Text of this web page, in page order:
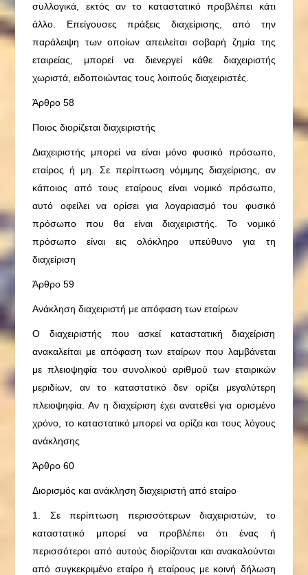
συλλογικά, εκτός αν το καταστατικό προβλέπει κάτι
άλλο. Επείγουσες πράξεις διαχείρισης, από την
παράλειψη των οποίων απειλείται σοβαρή ζημία της
εταιρείας, μπορεί να διενεργεί κάθε διαχειριστής
χωριστά, ειδοποιώντας τους λοιπούς διαχειριστές.
Άρθρο 58
Ποιος διορίζεται διαχειριστής
Διαχειριστής μπορεί να είναι μόνο φυσικό πρόσωπο,
εταίρος ή μη. Σε περίπτωση νόμιμης διαχείρισης, αν
κάποιος από τους εταίρους είναι νομικό πρόσωπο,
αυτό οφείλει να ορίσει για λογαριασμό του φυσικό
πρόσωπο που θα είναι διαχειριστής. Το νομικό
πρόσωπο είναι εις ολόκληρο υπεύθυνο για τη
διαχείριση
Άρθρο 59
Ανάκληση διαχειριστή με απόφαση των εταίρων
Ο διαχειριστής που ασκεί καταστατική διαχείριση
ανακαλείται με απόφαση των εταίρων που λαμβάνεται
με πλειοψηφία του συνολικού αριθμού των εταιρικών
μεριδίων, αν το καταστατικό δεν ορίζει μεγαλύτερη
πλειοψηφία. Αν η διαχείριση έχει ανατεθεί για ορισμένο
χρόνο, το καταστατικό μπορεί να ορίζει και τους λόγους
ανάκλησης
Άρθρο 60
Διορισμός και ανάκληση διαχειριστή από εταίρο
1. Σε περίπτωση περισσότερων διαχειριστών, το
καταστατικό μπορεί να προβλέπει ότι ένας ή
περισσότεροι από αυτούς διορίζονται και ανακαλούνται
από συγκεκριμένο εταίρο ή εταίρους με κοινή δήλωση